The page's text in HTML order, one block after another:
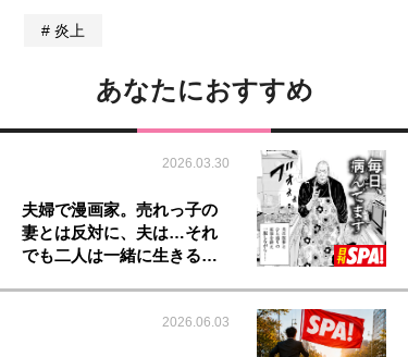
炎上
あなたにおすすめ
2026.03.30
夫婦で漫画家。売れっ子の
妻とは反対に、夫は…それ
でも二人は一緒に生きる…
2026.06.03